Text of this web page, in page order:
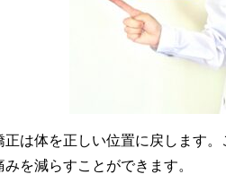
正は体を正しい位置に戻します
を減らすことができます。